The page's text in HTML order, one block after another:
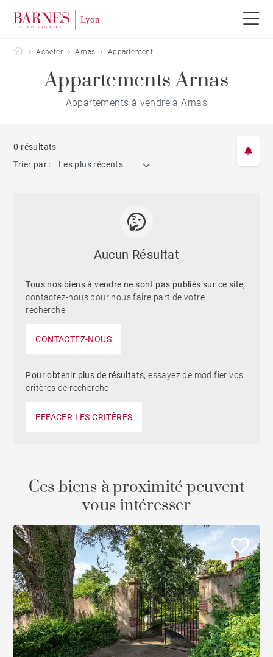
Barnes Lyon
Acheter Arnas Appartement
Appartements Arnas
Appartements à vendre à Arnas
0 résultats
Trier par :
Les plus récents
Aucun Résultat
Tous nos biens à vendre ne sont pas publiés sur ce site,
contactez-nous pour nous faire part de votre
recherche.
CONTACTEZ-NOUS
Pour obtenir plus de résultats,essayez de modifier vos
critères de recherche.
EFFACER LES CRITÈRES
Ces biens à proximité peuvent
vous intéresser